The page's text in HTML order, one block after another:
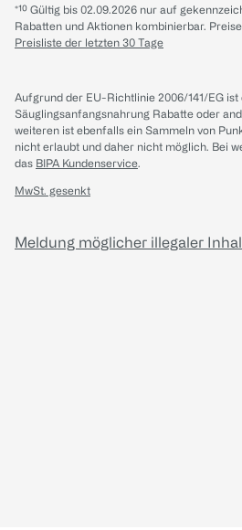
*¹⁰ Gültig bis 02.09.2026 nur auf
Rabatten und Aktionen kombinierbar.
Preisliste der letzten 30 Tage
Aufgrund der EU-Richtlinie 2006/141/EG
Säuglingsanfangsnahrung Rabatte oder
weiteren ist ebenfalls ein Sammeln von
nicht erlaubt und daher nicht möglich. Bei
das BIPA Kundenservice.
MwSt. gesenkt
Meldung möglicher illegaler